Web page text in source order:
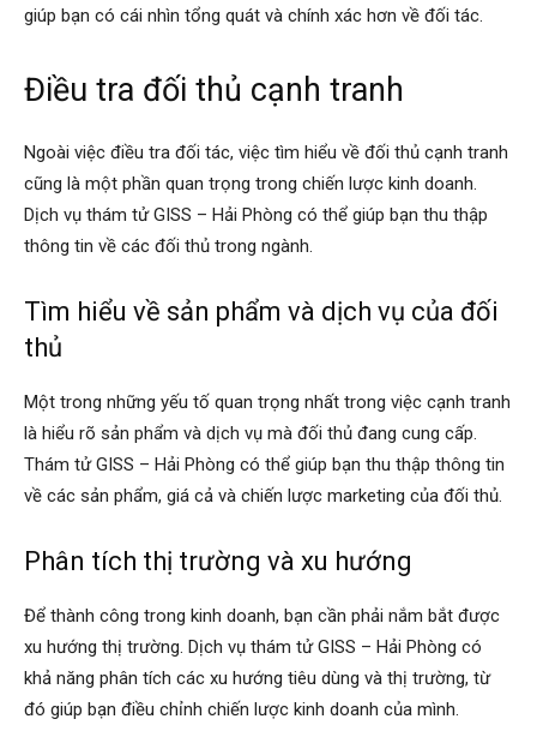
thám
thám
giúp bạn có cái nhìn tổng quát và chính xác hơn về đối tác.
Điều tra đối thủ cạnh tranh
Ngoài việc điều tra đối tác, việc tìm hiểu về đối thủ cạnh tranh
cũng là một phần quan trọng trong chiến lược kinh doanh.
Dịch vụ thám tử GISS – Hải Phòng có thể giúp bạn thu thập
thông tin về các đối thủ trong ngành.
Tìm hiểu về sản phẩm và dịch vụ của đối
thủ
Một trong những yếu tố quan trọng nhất trong việc cạnh tranh
là hiểu rõ sản phẩm và dịch vụ mà đối thủ đang cung cấp.
Thám tử GISS – Hải Phòng có thể giúp bạn thu thập thông tin
về các sản phẩm, giá cả và chiến lược marketing của đối thủ.
Phân tích thị trường và xu hướng
Để thành công trong kinh doanh, bạn cần phải nắm bắt được
xu hướng thị trường. Dịch vụ thám tử GISS – Hải Phòng có
khả năng phân tích các xu hướng tiêu dùng và thị trường, từ
đó giúp bạn điều chỉnh chiến lược kinh doanh của mình.